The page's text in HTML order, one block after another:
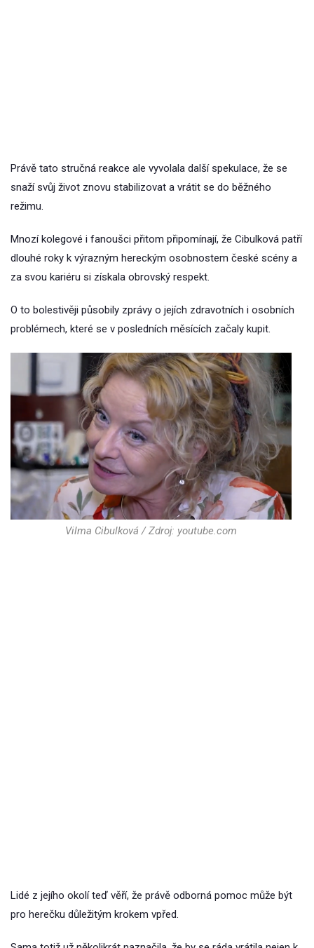
Právě tato stručná reakce ale vyvolala další spekulace, že se
snaží svůj život znovu stabilizovat a vrátit se do běžného
režimu.
Mnozí kolegové i fanoušci přitom připomínají, že Cibulková patří
dlouhé roky k výrazným hereckým osobnostem české scény a
za svou kariéru si získala obrovský respekt.
O to bolestivěji působily zprávy o jejích zdravotních i osobních
problémech, které se v posledních měsících začaly kupit.
Vilma Cibulková / Zdroj: youtube.com
Lidé z jejího okolí teď věří, že právě odborná pomoc může být
pro herečku důležitým krokem vpřed.